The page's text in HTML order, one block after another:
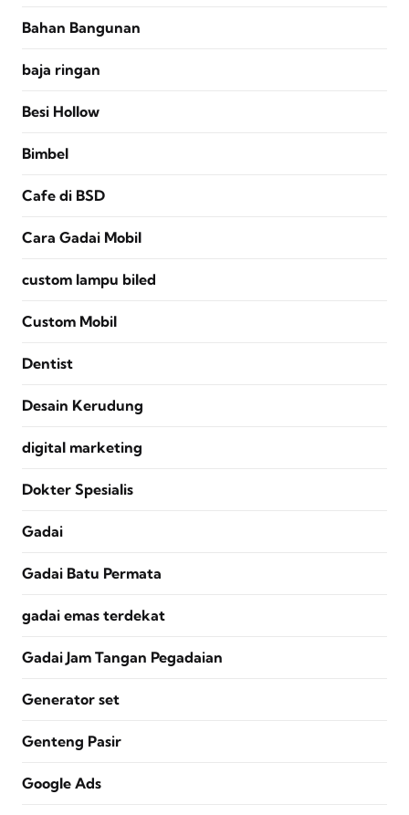
Bahan Bangunan
baja ringan
Besi Hollow
Bimbel
Cafe di BSD
Cara Gadai Mobil
custom lampu biled
Custom Mobil
Dentist
Desain Kerudung
digital marketing
Dokter Spesialis
Gadai
Gadai Batu Permata
gadai emas terdekat
Gadai Jam Tangan Pegadaian
Generator set
Genteng Pasir
Google Ads